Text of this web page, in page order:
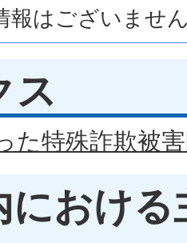
報はございませ
ス
た特殊詐欺被
における